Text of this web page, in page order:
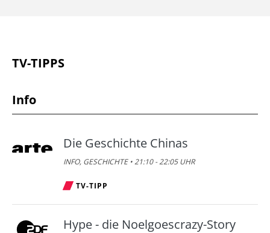
TV-TIPPS
Info
Die Geschichte Chinas
INFO, GESCHICHTE • 21:10 - 22:05 UHR
TV-TIPP
Hype - die Noelgoescrazy-Story